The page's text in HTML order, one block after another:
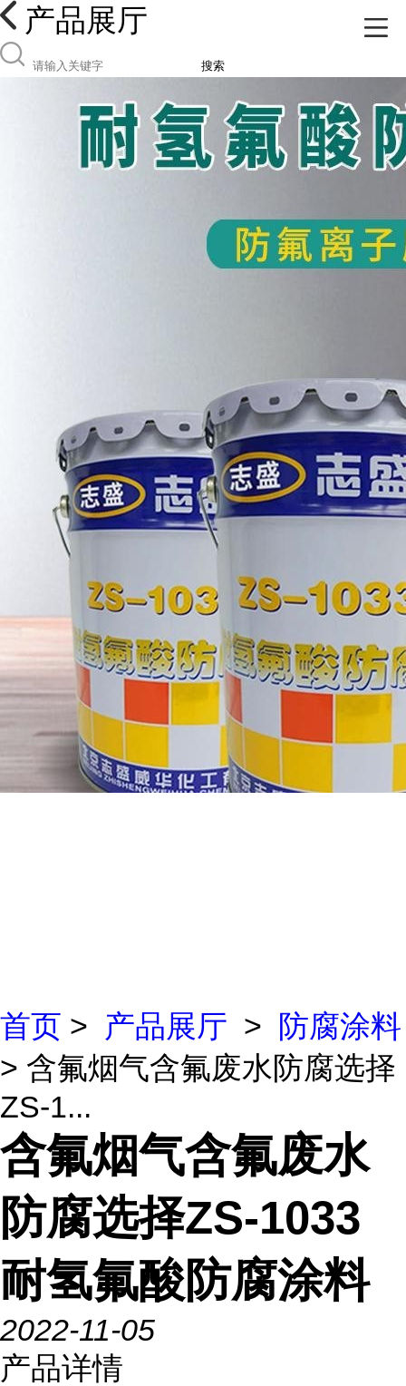
产品展厅
搜索
首页 > 产品展厅 >
防腐涂料
> 含氟烟气含氟废水防腐选择
ZS-1...
含氟烟气含氟废水
防腐选择ZS-1033
耐氢氟酸防腐涂料
2022-11-05
产品详情